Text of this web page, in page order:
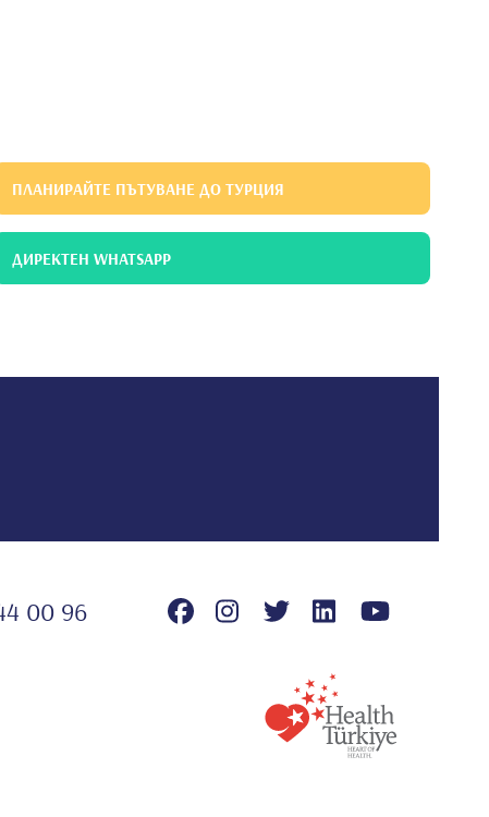
ПЛАНИРАЙТЕ ПЪТУВАНЕ ДО ТУРЦИЯ
ДИРЕКТЕН WHATSAPP
00 96